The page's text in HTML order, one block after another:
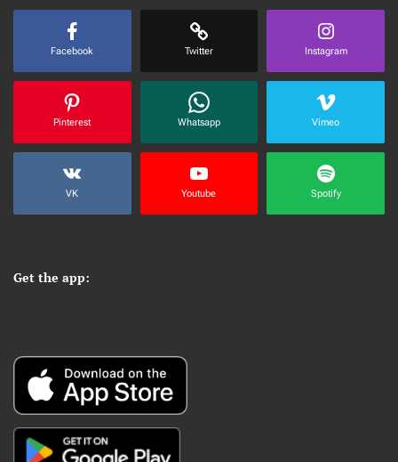
Facebook Twitter Instagram
Pinterest Whatsapp Vimeo
VK Youtube Spotify
Get the app: